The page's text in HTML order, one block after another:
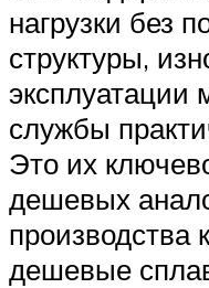
нагрузки без
структуры,
эксплуатации
службы
Это их
дешевых
производства
дешевые